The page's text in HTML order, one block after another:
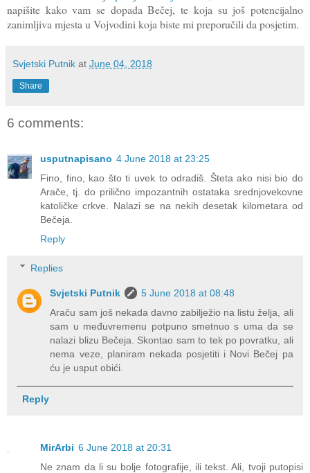
napišite kako vam se dopada Bečej, te koja su još potencijalno
zanimljiva mjesta u Vojvodini koja biste mi preporučili da posjetim.
Svjetski Putnik at June 04, 2018
Share
6 comments:
usputnapisano 4 June 2018 at 23:25
Fino, fino, kao što ti uvek to odradiš. Šteta ako nisi bio do
Arače, tj. do prilično impozantnih ostataka srednjovekovne
katoličke crkve. Nalazi se na nekih desetak kilometara od
Bečeja.
Reply
Replies
Svjetski Putnik
5 June 2018 at 08:48
Araču sam još nekada davno zabilježio na listu želja, ali
sam u međuvremenu potpuno smetnuo s uma da se
nalazi blizu Bečeja. Skontao sam to tek po povratku, ali
nema veze, planiram nekada posjetiti i Novi Bečej pa
ću je usput obići.
Reply
MirArbi 6 June 2018 at 20:31
Ne znam da li su bolje fotografije, ili tekst. Ali, tvoji putopisi